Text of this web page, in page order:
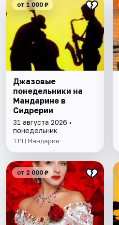
от 1 000 ₽
Джазовые
понедельники на
Мандарине в
Сидрерии
31 августа 2026 •
понедельник
ТРЦ Мандарин
от 2 000 ₽